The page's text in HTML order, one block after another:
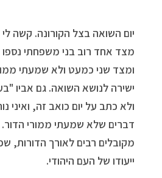
יום השואה בצל הקורונה. קשה
מצד אחד רוב בני משפחתי
ומצד שני כמעט ולא שמעתי
ישירה לנושא השואה. גם אביו
ולא כתב על יום כואב זה, ואיני
דברים שלא שמעתי ממורי
מקובלים רבים לאורך הדורות,
ייעודו של העם היהודי.